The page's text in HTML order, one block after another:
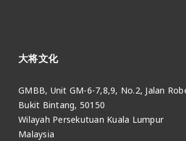
大将文化
GMBB, Unit GM-6-7,8,9, No.2, Jalan
Bukit Bintang, 50150
Wilayah Persekutuan Kuala Lumpur
Malaysia